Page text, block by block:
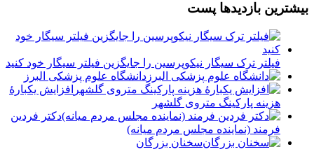
بیشترین بازدیدها پست
فیلتر ترک سیگار نیکوپرسین را جایگزین فیلتر سیگار خود کنید
دانشگاه علوم پزشکی البرز
افزایش یکبارۀ
هزینه پارکینگ متروی گلشهر
دكتر فردين
فرمند (نماينده مجلس مردم میانه)
سخنان بزرگان